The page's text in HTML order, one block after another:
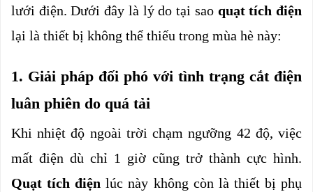
lưới điện. Dưới đây là lý do tại sao
lại là thiết bị không thể thiếu trong mùa hè này:
1. Giải pháp đối phó với tình trạng cắt điện
luân phiên do quá tải
Khi nhiệt độ ngoài trời chạm ngưỡng 42 độ, việc
Quạt tích điện lúc này không còn là thiết bị phụ